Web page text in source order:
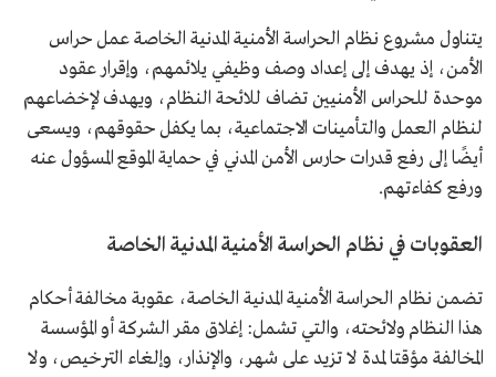
يتناول مشروع نظام الحراسة الأمنية المدنية الخاصة عمل حراس
الأمن، إذ يهدف إلى إعداد وصف وظيفي يلائمهم، وإقرار عقود
موحدة للحراس الأمنيين تضاف للائحة النظام، ويهدف لإخضاعهم
لنظام العمل والتأمينات الاجتماعية، بما يكفل حقوقهم، ويسعى
أيضًا إلى رفع قدرات حارس الأمن المدني في حماية الموقع المسؤول عنه
ورفع كفاءتهم.
العقوبات في نظام الحراسة الأمنية المدنية الخاصة
تضمن نظام الحراسة الأمنية المدنية الخاصة، عقوبة مخالفة أحكام
هذا النظام ولائحته، والتي تشمل: إغلاق مقر الشركة أو المؤسسة
المخالفة مؤقتا لمدة لا تزيد على شهر، والإنذار، وإلغاء الترخيص، ولا